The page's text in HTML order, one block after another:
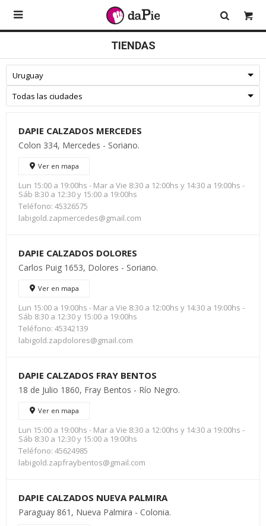

TIENDAS
DAPIE CALZADOS MERCEDES
Colon 334, Mercedes - Soriano.
Ver en mapa
Lun 15:00 a 19:00hs - Mar a Vie 8:30 a 12:00hs y 14:30 a 19:00hs -
Sáb 8:30 a 12:30 y 15:00 a 19:00hs
Teléfono: 45326575
labigold.zapmercedes@gmail.com
DAPIE CALZADOS DOLORES
Carlos Puig 1653, Dolores - Soriano.
Ver en mapa
Lun 15:00 a 19:00hs - Mar a Vie 8:30 a 12:00hs y 14:30 a 19:00hs -
Sáb 8:30 a 12:30 y 15:00 a 19:00hs
Teléfono: 45342139
labigold.zapdolores@gmail.com
DAPIE CALZADOS FRAY BENTOS
18 de Julio 1860, Fray Bentos - Río Negro.
Ver en mapa
Lun 15:00 a 19:00hs - Mar a Vie 8:30 a 12:00hs y 14:30 a 19:00hs -
Sáb 8:30 a 12:30 y 15:00 a 19:00hs
Teléfono: 45624985
labigold.zapfraybentos@gmail.com
DAPIE CALZADOS NUEVA PALMIRA
Paraguay 861, Nueva Palmira - Colonia.